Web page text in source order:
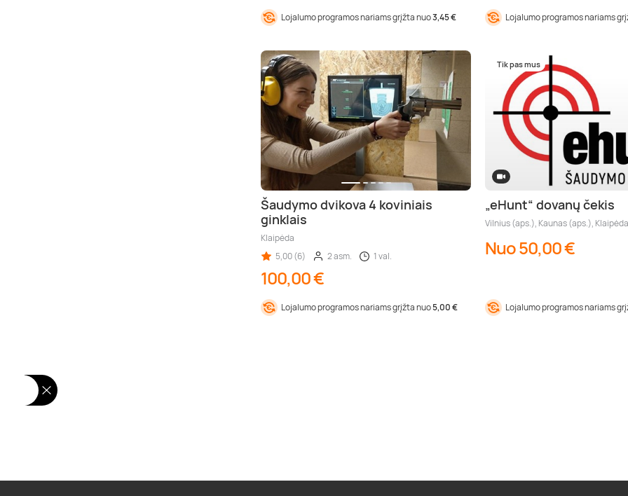
Lojalumo programos nariams grįžta nuo3,45 € Lojalumo programos nariams
Šaudymo dvikova 4 koviniais
ginklais
Klaipėda
5,00 (6)
2 asm. 1 val.
100,00 €
Lojalumo programos nariams grįžta nuo5,00 €
Tik pas mus
„eHunt“ dovanų čekis
Vilnius (aps.), Kaunas (aps.),
Nuo 50,00 €
Lojalumo programos nariams